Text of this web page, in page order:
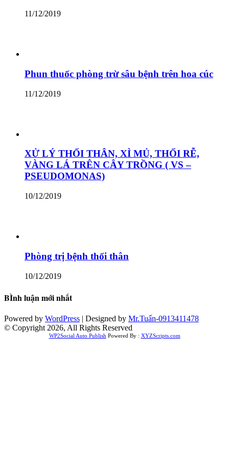
11/12/2019
Phun thuốc phòng trừ sâu bệnh trên hoa cúc
11/12/2019
XỬ LÝ THỐI THÂN, XÌ MỦ, THỐI RỄ,
VÀNG LÁ TRÊN CÂY TRỒNG ( VS –
PSEUDOMONAS)
10/12/2019
Phòng trị bệnh thối thân
10/12/2019
BÌnh luận mới nhất
Powered by WordPress | Designed by Mr.Tuấn-0913411478
© Copyright 2026, All Rights Reserved
WP2Social Auto Publish Powered By : XYZScripts.com